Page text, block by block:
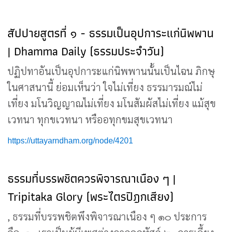
สัปปายสูตรที่ ๑ - ธรรมเป็นอุปการะแก่นิพพาน
| Dhamma Daily (ธรรมประจำวัน)
ปฏิปทาอันเป็นอุปการะแก่นิพพานนั้นเป็นไฉน ภิกษุ
ในศาสนานี้ ย่อมเห็นว่า ใจไม่เที่ยง ธรรมารมณ์ไม่
เที่ยง มโนวิญญาณไม่เที่ยง มโนสัมผัสไม่เที่ยง แม้สุข
เวทนา ทุกขเวทนา หรืออทุกขมสุขเวทนา
https://uttayarndham.org/node/4201
ธรรมที่บรรพชิตควรพิจารณาเนือง ๆ |
Tripitaka Glory (พระไตรปิฎกเสียง)
, ธรรมที่บรรพชิตพึงพิจารณาเนือง ๆ ๑๐ ประการ